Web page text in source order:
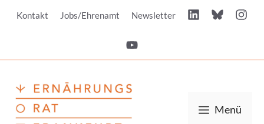
InhaltKontakt Jobs/Ehrenamt Newsletter
Menü